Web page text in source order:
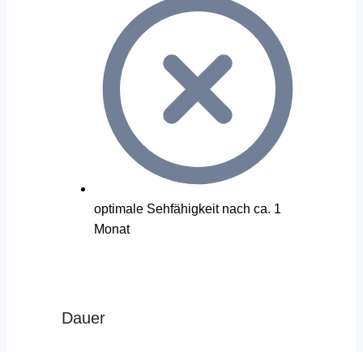
optimale Sehfähigkeit nach ca. 1
Monat
Dauer